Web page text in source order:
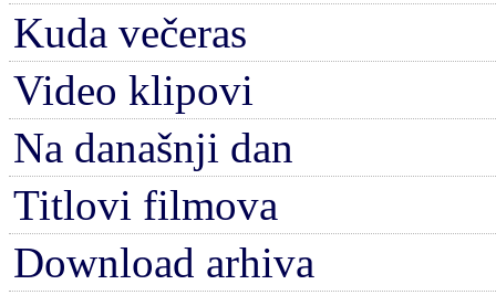
Kuda večeras
Video klipovi
Na današnji dan
Titlovi filmova
Download arhiva